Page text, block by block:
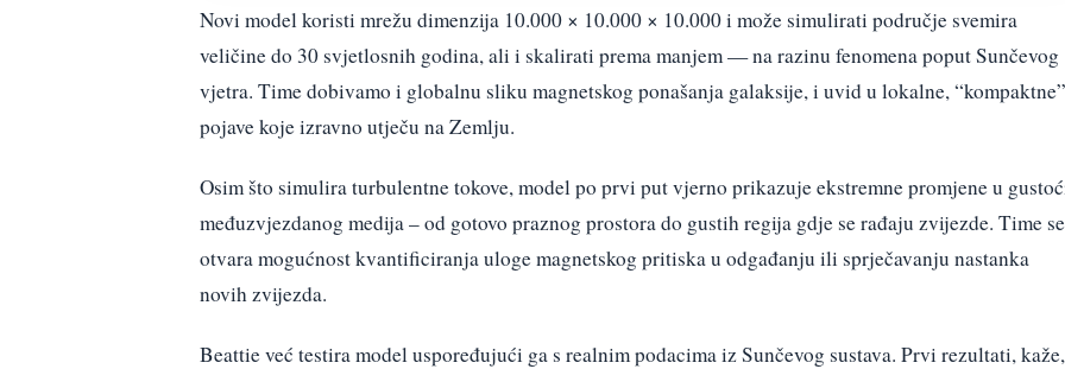
Novi model koristi mrežu dimenzija 10.000 × 10.000 × 10.000 i može simulirati područje svemira
veličine do 30 svjetlosnih godina, ali i skalirati prema manjem — na razinu fenomena poput Sunčevog
vjetra. Time dobivamo i globalnu sliku magnetskog ponašanja galaksije, i uvid u lokalne, “kompaktne”
pojave koje izravno utječu na Zemlju.
Osim što simulira turbulentne tokove, model po prvi put vjerno prikazuje ekstremne promjene u
međuzvjezdanog medija – od gotovo praznog prostora do gustih regija gdje se rađaju zvijezde. Time se
otvara mogućnost kvantificiranja uloge magnetskog pritiska u odgađanju ili sprječavanju nastanka
novih zvijezda.
Beattie već testira model uspoređujući ga s realnim podacima iz Sunčevog sustava. Prvi rezultati, kaže,